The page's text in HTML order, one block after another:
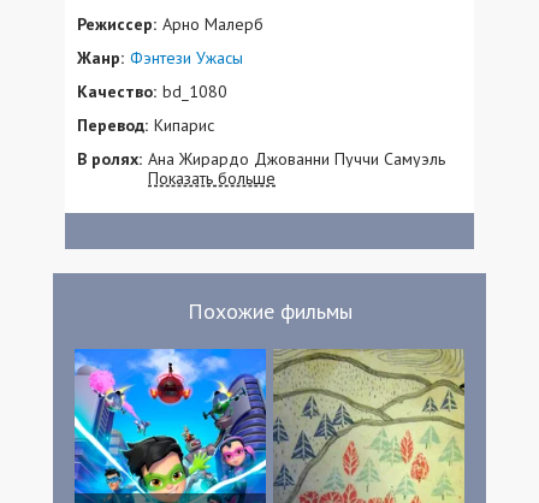
Режиссер: Арно Малерб
Жанр: Фэнтези Ужасы
Качество: bd_1080
Перевод: Кипарис
В ролях: Ана Жирардо Джованни Пуччи Самуэль
Жуи Альбертин Ривьер Патрик Пино
Феликс Мальэрб Эмиль Тенар Роман
Каннель Эльге Морган Лакруа Стефани
Годри Валентин Дюнойе Валентин Готе
Шарли Баллалуд
Показать больше
Похожие фильмы